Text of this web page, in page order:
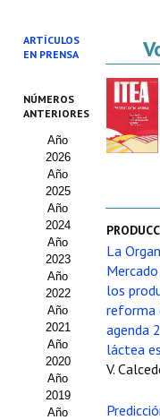
Asociación AIDA
Cincuentenario AIDA
Organigrama
Estatutos
Hacerse socio
Noticias
Galería de Fotos
Web AIDA 2.0
REVISTA ITEA
Presentación ITEA
ARTÍCULOS
EN PRENSA
NÚMEROS
ANTERIORES
Año
2026
Año
2025
Año
2024
Año
2023
Año
2022
Año
2021
Año
2020
Año
2019
Año
La
los
reforma
agenda
láctea
V.